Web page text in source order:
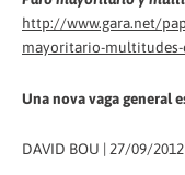
http://www.gara.net/
mayoritario-
Una nova vaga general
DAVID BOU | 27/09/